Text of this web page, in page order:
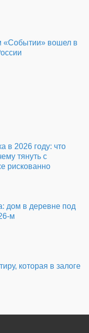
«Событии» вошел в
в 2026 году: что
тянуть с
рискованно
дом в деревне под
м
которая в залоге